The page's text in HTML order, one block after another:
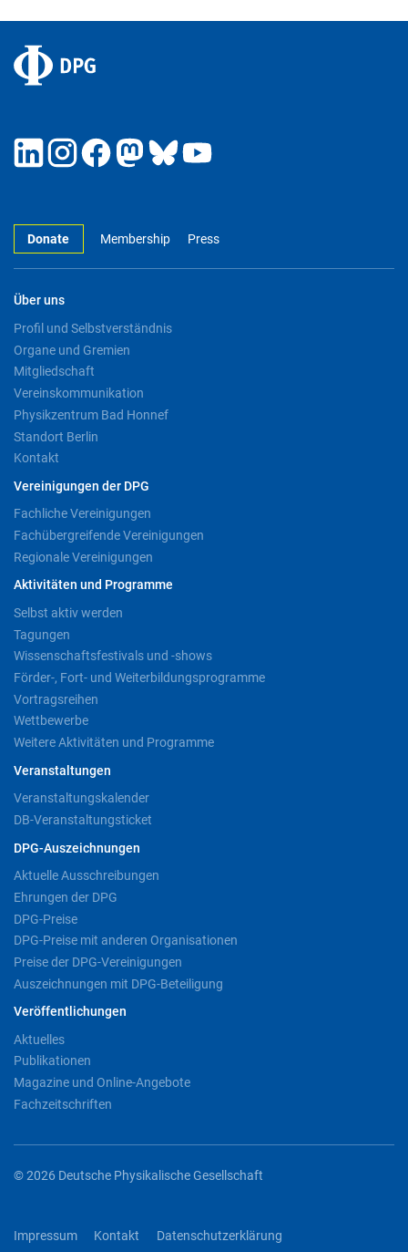
Donate Membership Press
Über uns
Profil und Selbstverständnis
Organe und Gremien
Mitgliedschaft
Vereinskommunikation
Physikzentrum Bad Honnef
Standort Berlin
Kontakt
Vereinigungen der DPG
Fachliche Vereinigungen
Fachübergreifende Vereinigungen
Regionale Vereinigungen
Aktivitäten und Programme
Selbst aktiv werden
Tagungen
Wissenschaftsfestivals und -shows
Förder-, Fort- und Weiterbildungsprogramme
Vortragsreihen
Wettbewerbe
Weitere Aktivitäten und Programme
Veranstaltungen
Veranstaltungskalender
DB-Veranstaltungsticket
DPG-Auszeichnungen
Aktuelle Ausschreibungen
Ehrungen der DPG
DPG-Preise
DPG-Preise mit anderen Organisationen
Preise der DPG-Vereinigungen
Auszeichnungen mit DPG-Beteiligung
Veröffentlichungen
Aktuelles
Publikationen
Magazine und Online-Angebote
Fachzeitschriften
© 2026 Deutsche Physikalische Gesellschaft
Impressum Kontakt Datenschutzerklärung